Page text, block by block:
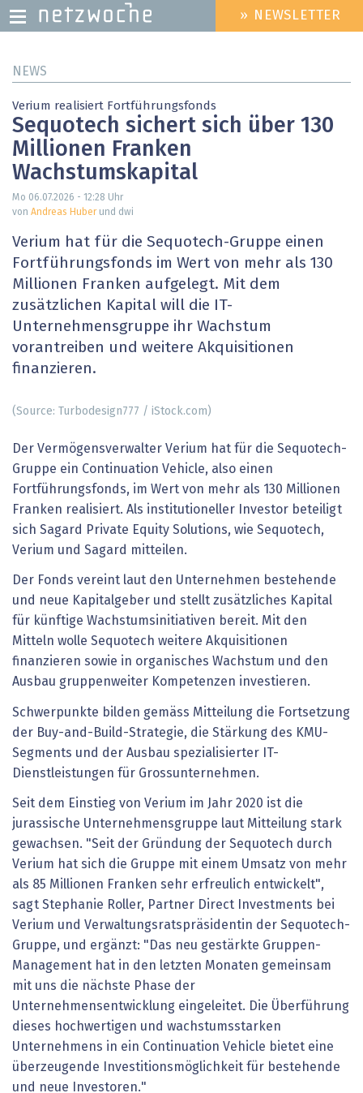
zum
HEADER
MENU
» NEWSLETTER
NEWS
Verium realisiert Fortführungsfonds
Sequotech sichert sich über 130
Millionen Franken
Wachstumskapital
Mo 06.07.2026 - 12:28 Uhr
von Andreas Huberund dwi
Verium hat für die Sequotech-Gruppe einen
Fortführungsfonds im Wert von mehr als 130
Millionen Franken aufgelegt. Mit dem
zusätzlichen Kapital will die IT-
Unternehmensgruppe ihr Wachstum
vorantreiben und weitere Akquisitionen
finanzieren.
(Source: Turbodesign777 / iStock.com)
Der Vermögensverwalter Verium hat für die Sequotech-
Gruppe ein Continuation Vehicle, also einen
Fortführungsfonds, im Wert von mehr als 130 Millionen
Franken realisiert. Als institutioneller Investor beteiligt
sich Sagard Private Equity Solutions, wie Sequotech,
Verium und Sagard mitteilen.
Der Fonds vereint laut den Unternehmen bestehende
und neue Kapitalgeber und stellt zusätzliches Kapital
für künftige Wachstumsinitiativen bereit. Mit den
Mitteln wolle Sequotech weitere Akquisitionen
finanzieren sowie in organisches Wachstum und den
Ausbau gruppenweiter Kompetenzen investieren.
Schwerpunkte bilden gemäss Mitteilung die Fortsetzung
der Buy-and-Build-Strategie, die Stärkung des KMU-
Segments und der Ausbau spezialisierter IT-
Dienstleistungen für Grossunternehmen.
Seit dem Einstieg von Verium im Jahr 2020 ist die
jurassische Unternehmensgruppe laut Mitteilung stark
gewachsen. "Seit der Gründung der Sequotech durch
Verium hat sich die Gruppe mit einem Umsatz von mehr
als 85 Millionen Franken sehr erfreulich entwickelt",
sagt Stephanie Roller, Partner Direct Investments bei
Verium und Verwaltungsratspräsidentin der Sequotech-
Gruppe, und ergänzt: "Das neu gestärkte Gruppen-
Management hat in den letzten Monaten gemeinsam
mit uns die nächste Phase der
Unternehmensentwicklung eingeleitet. Die Überführung
dieses hochwertigen und wachstumsstarken
Unternehmens in ein Continuation Vehicle bietet eine
überzeugende Investitionsmöglichkeit für bestehende
und neue Investoren."